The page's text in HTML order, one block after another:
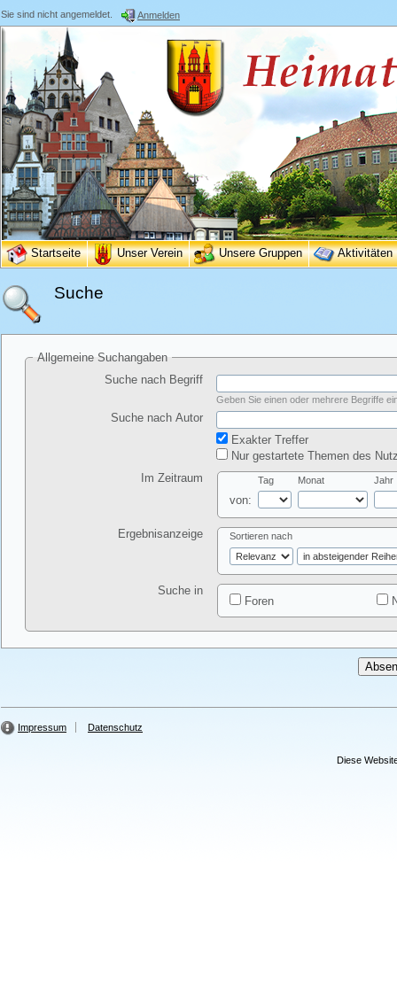
Sie sind nicht angemeldet. Anmelden
Startseite Unser Verein Unsere Gruppen Aktivitäten
Suche
Allgemeine Suchangaben
Suche nach Begriff
Geben Sie einen oder mehrere Begriffe
Suche nach Autor
Exakter Treffer
Nur gestartete Themen des
Im Zeitraum
von:
Tag Monat Jahr
Ergebnisanzeige Sortieren nach
Suche in
Foren
Impressum Datenschutz
Diese